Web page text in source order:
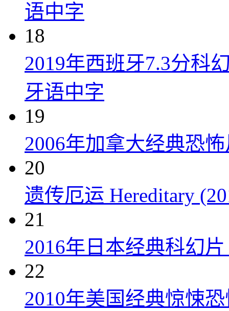
语中字
18
2019年西班牙7.3分科
牙语中字
19
2006年加拿大经典恐
20
遗传厄运 Hereditary
21
2016年日本经典科幻
22
2010年美国经典惊悚